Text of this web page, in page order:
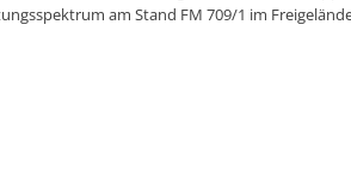
am Stand FM 709/1 im